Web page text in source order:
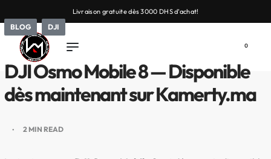
Livraison gratuite dès 3000 DHS d’achat!
0
BLOG DJI
DJI Osmo Mobile 8 — Disponible
dès maintenant sur Kamerty.ma
2 MIN READ